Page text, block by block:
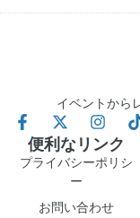
イベントから
便利なリンク
プライバシーポリシ
ー
お問い合わせ